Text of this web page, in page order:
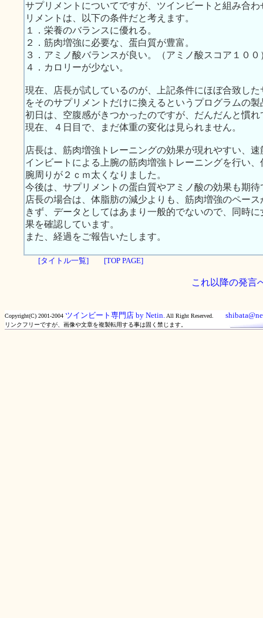
サプリメントについてですが、ツインビートと組み合
リメントは、以下の条件だと考えます。
１．栄養のバランスに優れる。
２．筋肉増強に必要な、蛋白質が豊富。
３．アミノ酸バランスが良い。（アミノ酸スコア１００
４．カロリーが少ない。
現在、店長が試しているのが、上記条件にほぼ合致し
をそのサプリメントだけに換えるというプログラムの製
初日は、空腹感がきつかったのですが、だんだんと慣れ
現在、４日目で、まだ体重の変化は見られません。
店長は、筋肉増強トレーニングの効果が現れやすい、
インビートによる上腕の筋肉増強トレーニングを行い
腕周りが２ｃｍ太くなりました。
今後は、サプリメントの蛋白質やアミノ酸の効果も期
店長の場合は、体脂肪の減少よりも、筋肉増強のペー
きず、データとしてはあまり一般的でないので、同時
果を確認しています。
また、経過をご報告いたします。
[タイトル一覧] [TOP PAGE]
これ以降の発言
Copyright(C) 2001-2004 ツインビート専門店 by Netin. All Right Reserved.
リンクフリーですが、画像や文章を複製転用する事は固く禁じます。